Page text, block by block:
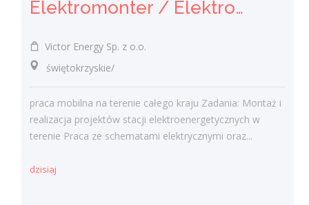
Elektromonter / Elektromonterka
Victor Energy Sp. z o.o.
świętokrzyskie/
praca mobilna na terenie całego kraju Zadania: Montaż i
realizacja projektów stacji elektroenergetycznych w
terenie Praca ze schematami elektrycznymi oraz...
dzisiaj